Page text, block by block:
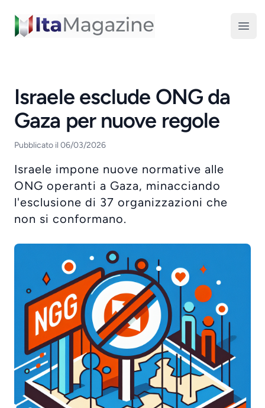
ItaMagazine
Israele esclude ONG da
Gaza per nuove regole
Pubblicato il 06/03/2026
Israele impone nuove normative alle
ONG operanti a Gaza, minacciando
l'esclusione di 37 organizzazioni che
non si conformano.